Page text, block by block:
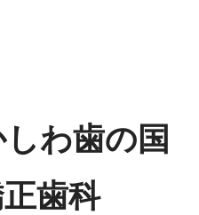
わ歯の国
歯科